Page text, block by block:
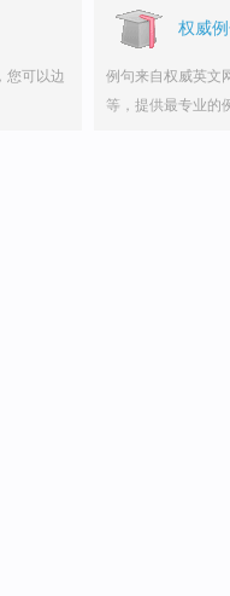
您可以边
权威
例句来自权威英文
等，提供最专业的